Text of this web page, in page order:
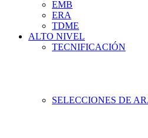
EMB
ERA
TDME
ALTO NIVEL
TECNIFICACIÓN
SELECCIONES DE